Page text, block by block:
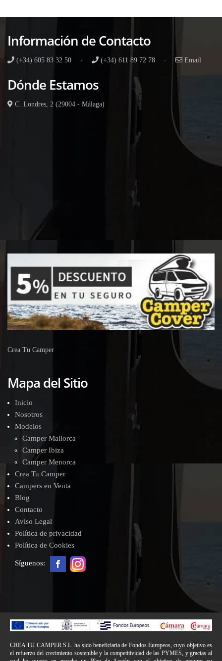
Información de Contacto
(+34) 605 83 32 50 · (+34) 611 89 72 78 · Email
Dónde Estamos
C. Londres, 2 (29004 - Málaga)
Crea Tu Camper
Mapa del Sitio
Inicio
Nosotros
Modelos
Camper Mallorca
Camper Ibiza
Camper Menorca
Crea Tu Camper
Campers en Venta
Blog
Contacto
Aviso Legal
Política de privacidad
Política de Cookies
Síguenos:
CREA TU CAMPER S.L. ha sido beneficiaria de Fondos Europeos, cuyo objetivo es
el refuerzo del crecimiento sostenible y la competitividad de las PYMES, y gracias al